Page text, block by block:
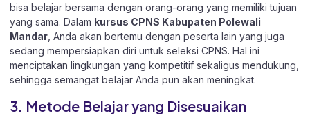
bisa belajar bersama dengan orang-orang yang memiliki tujuan
yang sama. Dalam kursus CPNS Kabupaten Polewali
Mandar , Anda akan bertemu dengan peserta lain yang juga
sedang mempersiapkan diri untuk seleksi CPNS. Hal ini
menciptakan lingkungan yang kompetitif sekaligus mendukung,
sehingga semangat belajar Anda pun akan meningkat.
3. Metode Belajar yang Disesuaikan